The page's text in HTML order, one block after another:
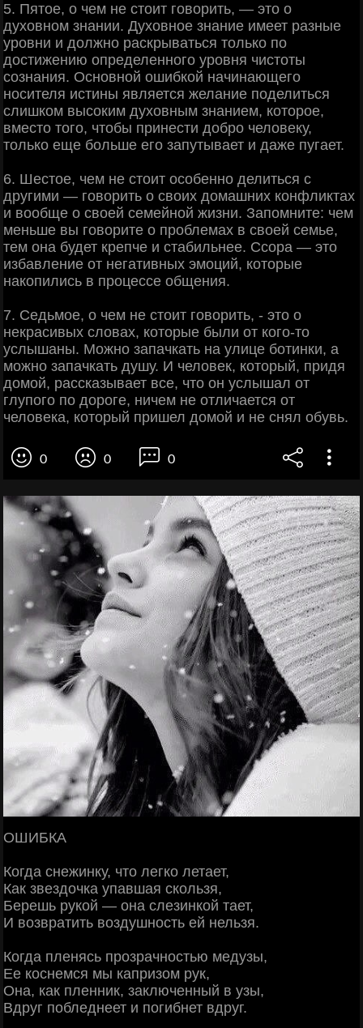
5. Пятое, о чем не стоит говорить, — это о
духовном знании. Духовное знание имеет разные
уровни и должно раскрываться только по
достижению определенного уровня чистоты
сознания. Основной ошибкой начинающего
носителя истины является желание поделиться
слишком высоким духовным знанием, которое,
вместо того, чтобы принести добро человеку,
только еще больше его запутывает и даже пугает.
6. Шестое, чем не стоит особенно делиться с
другими — говорить о своих домашних конфликтах
и вообще о своей семейной жизни. Запомните: чем
меньше вы говорите о проблемах в своей семье,
тем она будет крепче и стабильнее. Ссора — это
избавление от негативных эмоций, которые
накопились в процессе общения.
7. Седьмое, о чем не стоит говорить, - это о
некрасивых словах, которые были от кого-то
услышаны. Можно запачкать на улице ботинки, а
можно запачкать душу. И человек, который, придя
домой, рассказывает все, что он услышал от
глупого по дороге, ничем не отличается от
человека, который пришел домой и не снял обувь.
0 0 0
ОШИБКА
Когда снежинку, что легко летает,
Как звездочка упавшая скользя,
Берешь рукой — она слезинкой тает,
И возвратить воздушность ей нельзя.
Когда пленясь прозрачностью медузы,
Ее коснемся мы капризом рук,
Она, как пленник, заключенный в узы,
Вдруг побледнеет и погибнет вдруг.